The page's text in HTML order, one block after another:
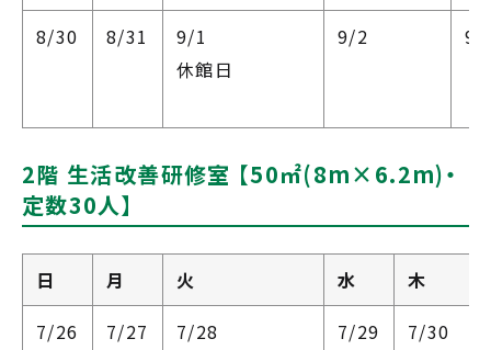
8/30 8/31
9/1
休館日
9/2 9/
2階 生活改善研修室 【50㎡(8m×6.2m)・
定数30人】
日 月 火 水
木
7/26
7/27
7/28
7/29
7/30